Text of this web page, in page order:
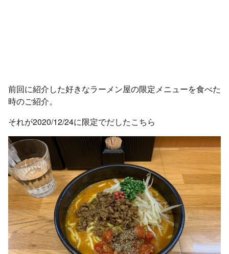
前回に紹介した好きなラーメン屋の限定メニューを食べた
時のご紹介。
それが2020/12/24に限定でだしたこちら